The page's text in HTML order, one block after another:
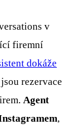
v
firemní
dokáže
rezervace
Agent
,